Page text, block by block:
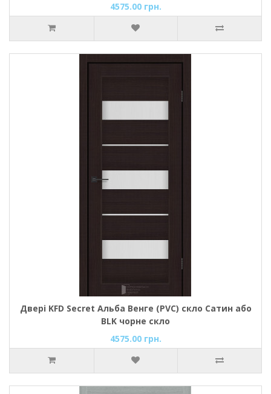
4575.00 грн.
Двері KFD Secret Альба Венге (PVC) скло Сатин або
BLK чорне скло
4575.00 грн.